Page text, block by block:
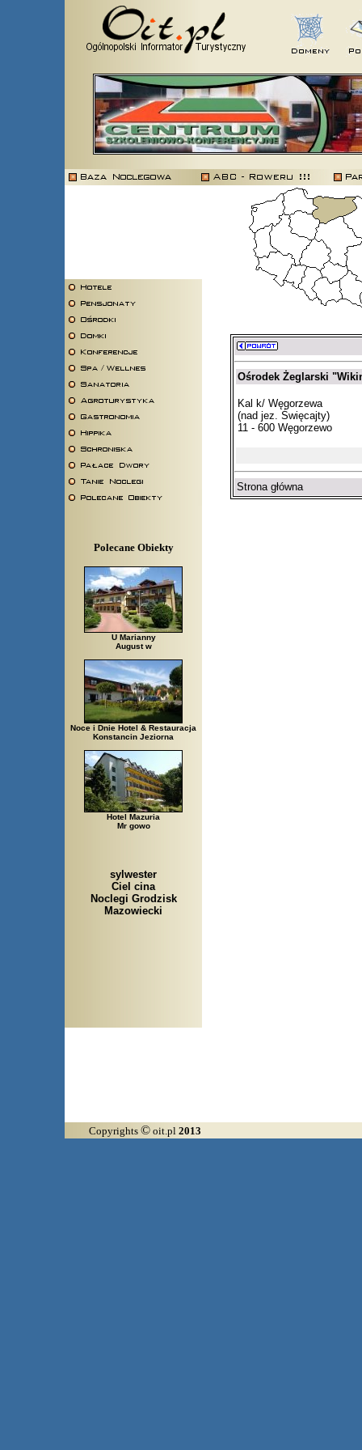
Polecane Obiekty
U Marianny
August w
Noce i Dnie Hotel & Restauracja
Konstancin Jeziorna
Hotel Mazuria
Mr gowo
sylwester
Ciel cina
Noclegi Grodzisk
Mazowiecki
Ośrodek Żeglarski
Kal k/ Węgorzewa
(nad jez. Święcajty)
11 - 600 Węgorzewo
Strona główna
Copyrights © oit.pl 2013